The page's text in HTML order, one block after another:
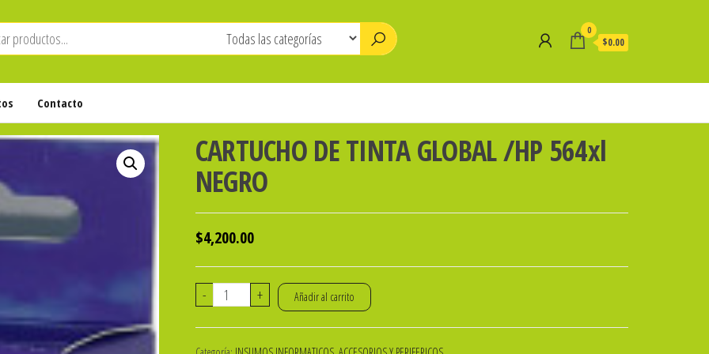
0
$0.00
Contacto
CARTUCHO DE TINTA GLOBAL /HP 564xl
NEGRO
$4,200.00
-
CARTUCHO
+ Añadir al carrito